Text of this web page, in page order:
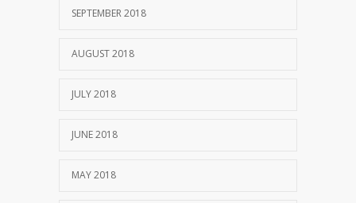
SEPTEMBER 2018
AUGUST 2018
JULY 2018
JUNE 2018
MAY 2018